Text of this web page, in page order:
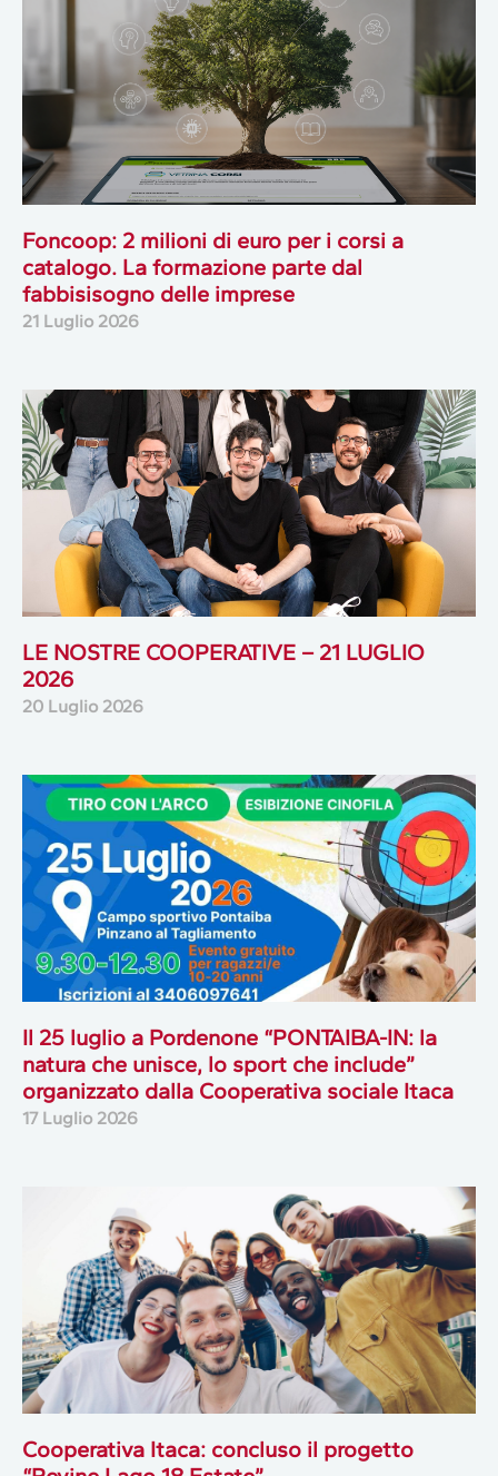
Foncoop: 2 milioni di euro per i corsi a
catalogo. La formazione parte dal
fabbisisogno delle imprese
21 Luglio 2026
LE NOSTRE COOPERATIVE – 21 LUGLIO
2026
20 Luglio 2026
Il 25 luglio a Pordenone “PONTAIBA-IN: la
natura che unisce, lo sport che include”
organizzato dalla Cooperativa sociale Itaca
17 Luglio 2026
Cooperativa Itaca: concluso il progetto